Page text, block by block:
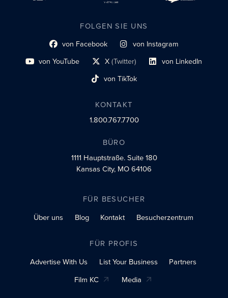
FOLGEN SIE UNS
Link zum sozialen Profil
von Facebook Link zum sozialen Profil
von Instagram
Link zum sozialen Profil
von YouTube X(Twitter)
Social-Profil-Link Link zum sozialen Profil
von LinkedIn
Link zum sozialen Profil
von TikTok
KONTAKT
1.800.767.7700
BÜRO
1111 Hauptstraße.Suite 180
Kansas City, MO 64106
FÜR BESUCHER
Über uns
Blog Kontakt Besucherzentrum
FÜR PROFIS
Advertise With Us
List Your Business
Partners
Film KC
Media